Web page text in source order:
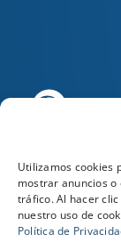
Utilizamos cookies
mostrar anuncios
tráfico. Al hacer
nuestro uso de
Política de